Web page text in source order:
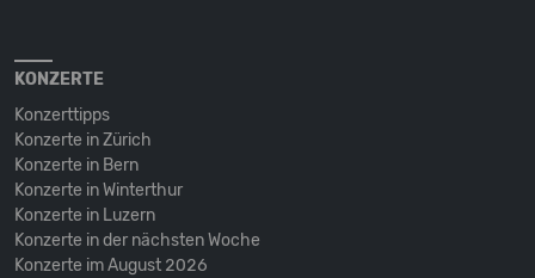
KONZERTE
Konzerttipps
Konzerte in Zürich
Konzerte in Bern
Konzerte in Winterthur
Konzerte in Luzern
Konzerte in der nächsten Woche
Konzerte im August 2026